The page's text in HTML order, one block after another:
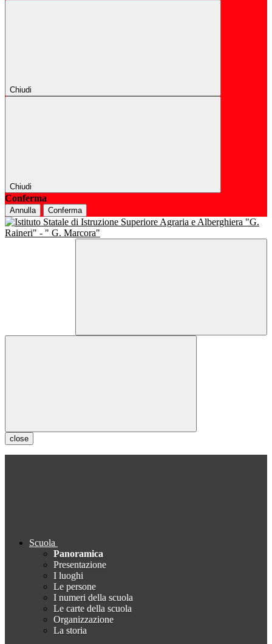
Chiudi
Chiudi
Conferma
Annulla Conferma
close
Scuola
Panoramica
Presentazione
I luoghi
Le persone
I numeri della scuola
Le carte della scuola
Organizzazione
La storia